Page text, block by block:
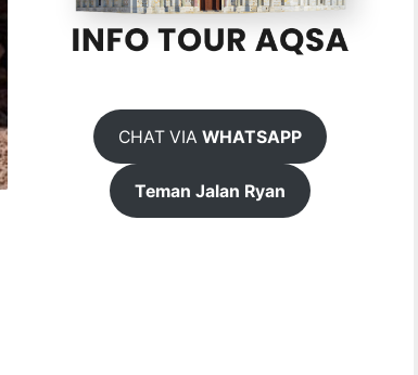
CHAT VIAWHATSAPP
Teman Jalan Ryan